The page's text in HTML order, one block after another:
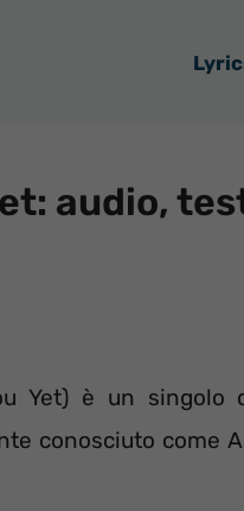
audio,
Yet) è un singolo
conosciuto come